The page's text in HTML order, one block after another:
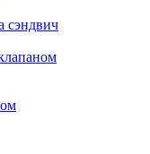
сэндвич